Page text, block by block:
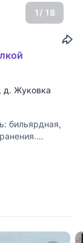
1/ 18
, д. Жуковка
бильярдная,
гардероб, с/у,
с глубиной до